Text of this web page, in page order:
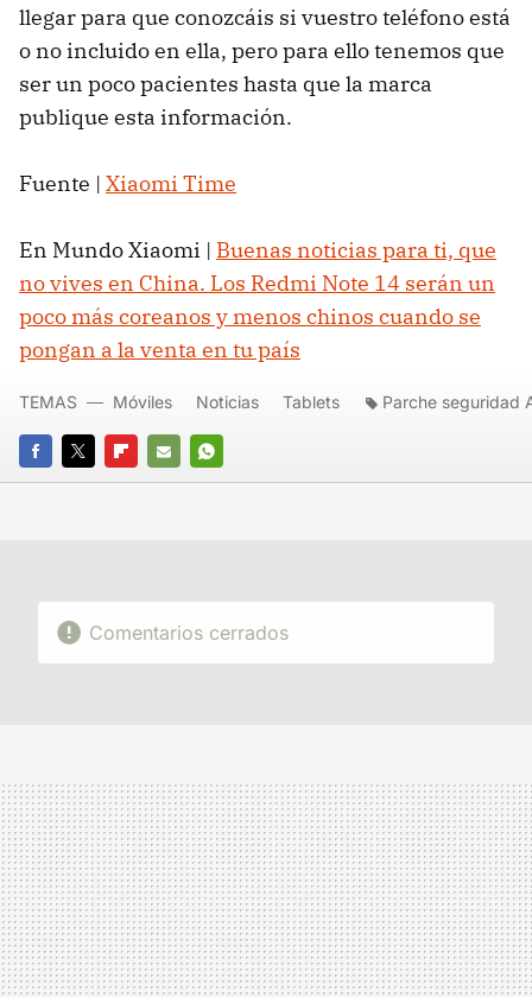
llegar para que conozcáis si vuestro teléfono está
o no incluido en ella, pero para ello tenemos que
ser un poco pacientes hasta que la marca
publique esta información.
Fuente | Xiaomi Time
En Mundo Xiaomi | Buenas noticias para ti, que
no vives en China. Los Redmi Note 14 serán un
poco más coreanos y menos chinos cuando se
pongan a la venta en tu país
FACEBOOK
TWITTERFLIPBOARD
E-
WHATSAPP
TEMAS Móviles Noticias Tablets Parche seguridad
Comentarios cerrados